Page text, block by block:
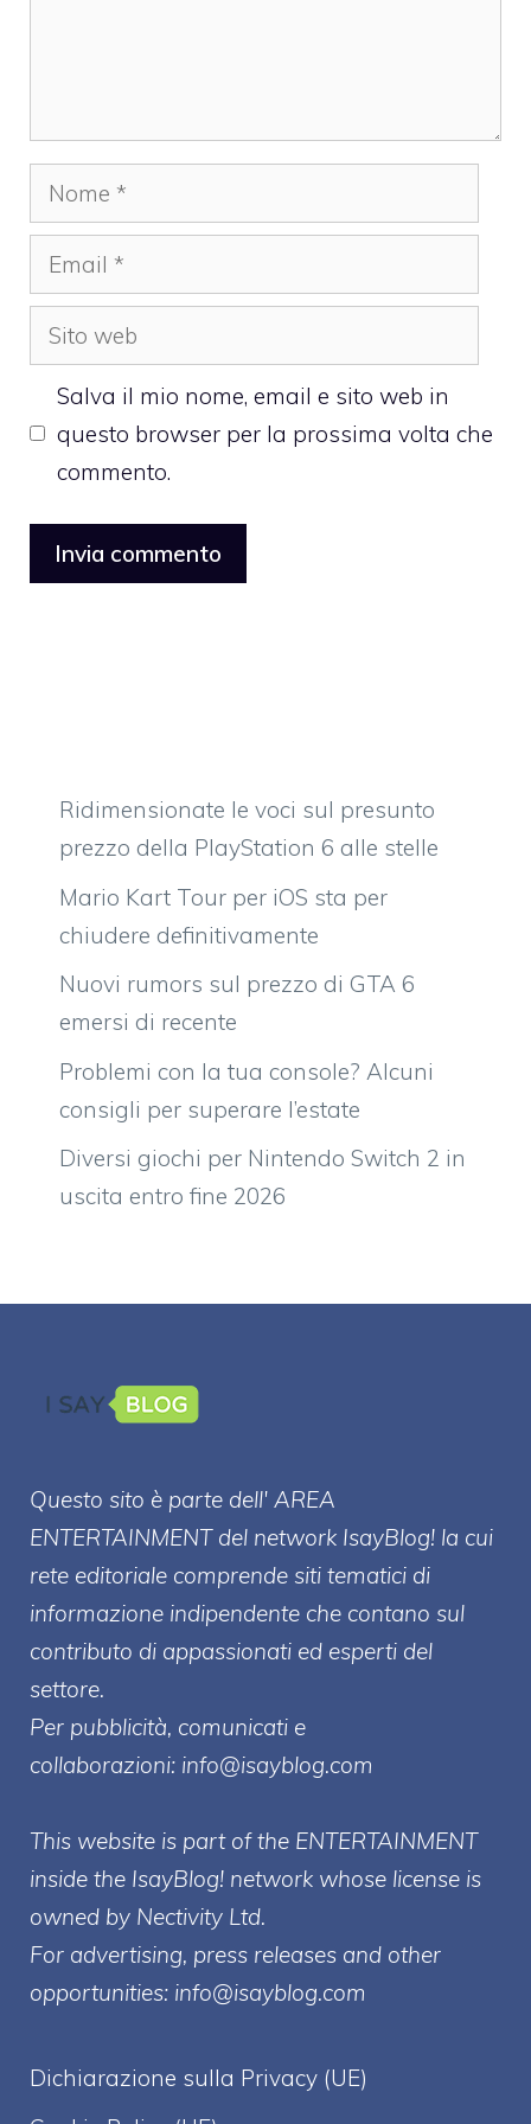
Nome
Email
Sito
web
Salva il mio nome, email e sito web in
questo browser per la prossima volta che
commento.
Ridimensionate le voci sul presunto
prezzo della PlayStation 6 alle stelle
Mario Kart Tour per iOS sta per
chiudere definitivamente
Nuovi rumors sul prezzo di GTA 6
emersi di recente
Problemi con la tua console? Alcuni
consigli per superare l’estate
Diversi giochi per Nintendo Switch 2 in
uscita entro fine 2026
Questo sito è parte dell' AREA
ENTERTAINMENT del network IsayBlog! la cui
rete editoriale comprende siti tematici di
informazione indipendente che contano sul
contributo di appassionati ed esperti del
settore.
Per pubblicità, comunicati e
collaborazioni: info@isayblog.com
This website is part of the ENTERTAINMENT
inside the IsayBlog! network whose license is
owned by Nectivity Ltd.
For advertising, press releases and other
opportunities: info@isayblog.com
Dichiarazione sulla Privacy (UE)